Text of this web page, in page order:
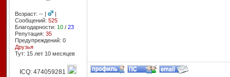
Возраст: -- |
|
Сообщений: 525
Благодарности: 10/ 23
Репутация: 35
Предупреждений: 0
Друзья
Тут: 15 лет 10 месяцев
ICQ: 474059281